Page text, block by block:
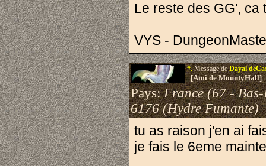
Le reste des GG', ca
VYS -
#.Message deDayal
[Ami de MountyHall]
Pays:France (67 -
6176 (Hydre Fumante)
tu as raison j'en ai
je fais le 6eme